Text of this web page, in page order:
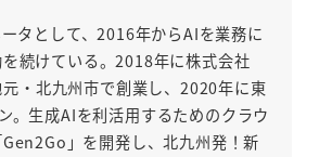
タとして、2016年からAIを業務に
続けている。2018年に株式会社
・北九州市で創業し、2020年に東
。生成AIを利活用するためのクラウ
Gen2Go」を開発し、北九州発！新